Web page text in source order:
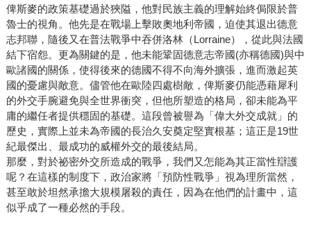
俾斯麥的政策基礎過於狹隘，他對民族主義的理解始終侷限於普
魯士的視角。他先是在戰場上擊敗奧地利帝國，迫使其退出德意
志邦聯，隨後又在普法戰爭中吞併洛林（Lorraine），從此與法國
結下宿怨。更為關鍵的是，他未能鞏固德意志帝國(亦稱德國)與中
歐諸國的關係，使得後來的德國不得不向海外擴張，進而激起英
國的憂慮與敵意。儘管他在歐陸四處樹敵，俾斯麥仍能憑藉犀利
的外交手腕避免與全世界衝突，但他所塑造的格局，卻未能為平
庸的繼任者提供穩固的基礎。這段曾被譽為「偉大外交成就」的
歷史，實際上並未為帝國的長治久安奠定堅實根基；這正是19世
紀最傑出、最成功的威權外交的最後結局。
那麼，對於祕密外交所造成的戰爭，我們又怎能為其正當性辯護
呢？在這樣的制度下，政治家將「預防性戰爭」視為理所當然，
甚至敢於坦然承擔大規模屠殺的責任，因為在他們的計畫中，這
似乎成了一種必然的手段。